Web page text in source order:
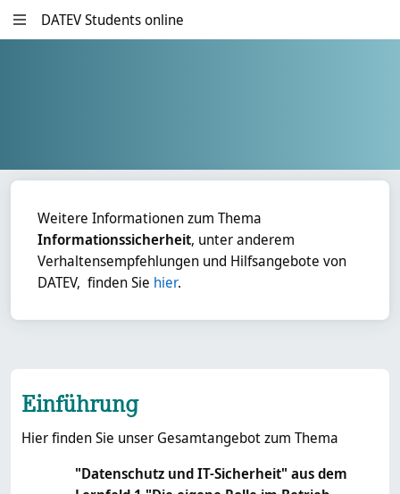
Zum Hauptinhalt
DATEV Students online
Lernfeld 1 - Datenschutz
und IT-Sicherheit
Einführung
Hier finden Sie unser Gesamtangebot zum Thema
"Datenschutz und IT-Sicherheit" aus dem
Ergänzungsblöcke
Weitere Informationen zum Thema
Informationssicherheit, unter anderem
Verhaltensempfehlungen und Hilfsangebote von
DATEV, finden Sie hier.